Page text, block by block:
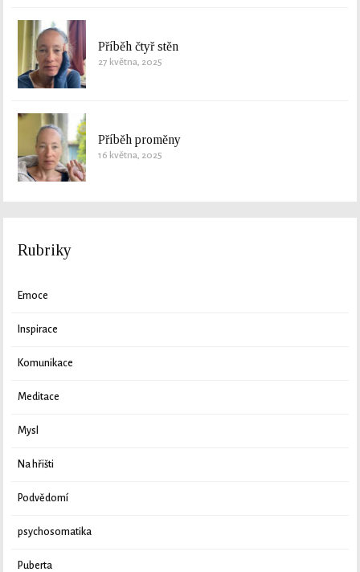
Příběh čtyř stěn
27 května, 2025
Příběh proměny
16 května, 2025
Rubriky
Emoce
Inspirace
Komunikace
Meditace
Mysl
Na hřišti
Podvědomí
psychosomatika
Puberta